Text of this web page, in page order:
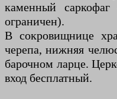
каменный саркофаг
ограничен).
В сокровищнице
черепа, нижняя
барочном ларце.
вход бесплатный.